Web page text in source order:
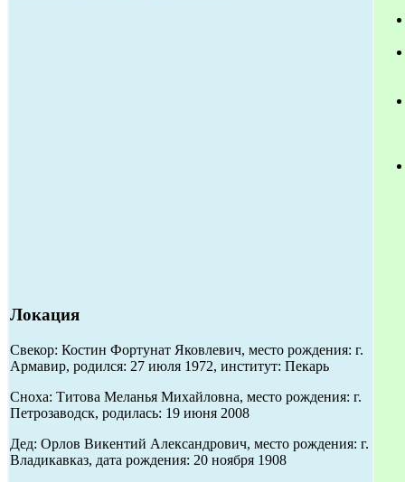
Локация
Свекор: Костин Фортунат Яковлевич, место рождения: г.
Армавир, родился: 27 июля 1972, институт: Пекарь
Сноха: Титова Меланья Михайловна, место рождения: г.
Петрозаводск, родилась: 19 июня 2008
Дед: Орлов Викентий Александрович, место рождения: г.
Владикавказ, дата рождения: 20 ноября 1908